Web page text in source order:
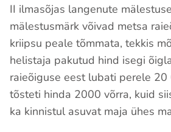
II ilmasõjas langenute
mälestusmärk võivad metsa
kriipsu peale tõmmata, tekkis
helistaja pakutud hind isegi
raieõiguse eest lubati perele
tõsteti hinda 2000 võrra, kuid
ka kinnistul asuvat maja ühes